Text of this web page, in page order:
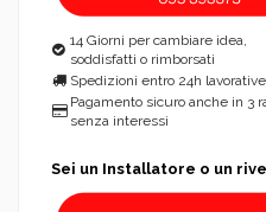
14 Giorni per cambiare idea,
soddisfatti o rimborsati
Spedizioni entro 24h lavorative
Pagamento sicuro anche in 3
senza interessi
Sei un Installatore o un